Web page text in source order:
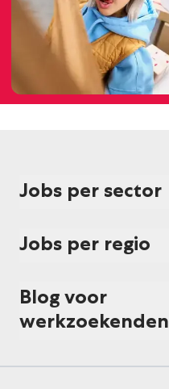
Jobs per sector
Jobs per regio
Blog voor
werkzoekenden